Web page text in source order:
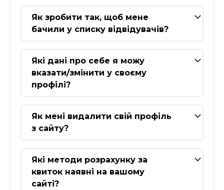
Як зробити так, щоб мене
бачили у списку відвідувачів?
Які дані про себе я можу
вказати/змінити у своєму
профілі?
Як мені видалити свій профіль
з сайту?
Які методи розрахунку за
квиток наявні на вашому
сайті?